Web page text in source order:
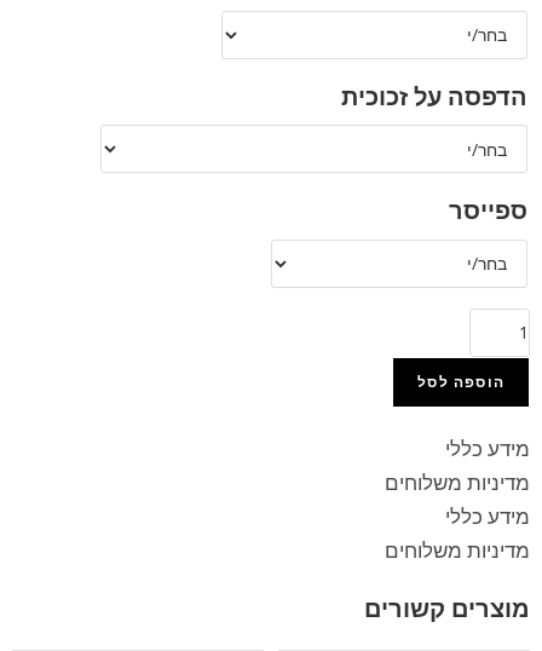
הדפסה על זכוכית
ספייסר
הוספה לסל
מידע כללי
מדיניות משלוחים
מידע כללי
מדיניות משלוחים
מוצרים קשורים